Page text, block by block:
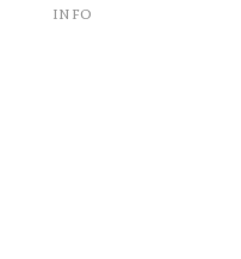
info